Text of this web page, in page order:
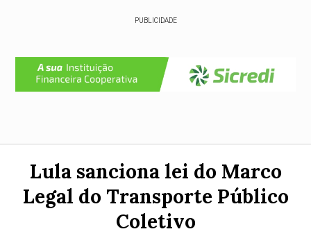
PUBLICIDADE
Lula sanciona lei do Marco
Legal do Transporte Público
Coletivo